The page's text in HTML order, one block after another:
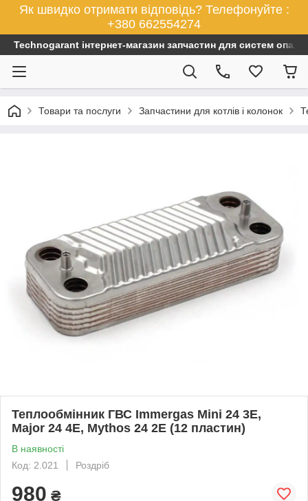
Як швидко отримати відповідь? Телефонуйте :
+380 662554274
Technogarant інтернет-магазин запчастин для систем
Товари та послуги Запчастини для котлів і колонок
Теплообмінник ГВС Immergas Mini 24 3E,
Major 24 4E, Mythos 24 2E (12 пластин)
В наявності
Код: 2.021
Роздріб
980 ₴